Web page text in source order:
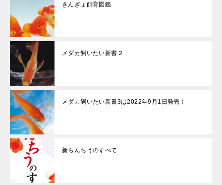
きんぎょ飼育図鑑
メダカ飼いたい新書２
メダカ飼いたい新書3は2022年9月1日発売！
新らんちうのすべて